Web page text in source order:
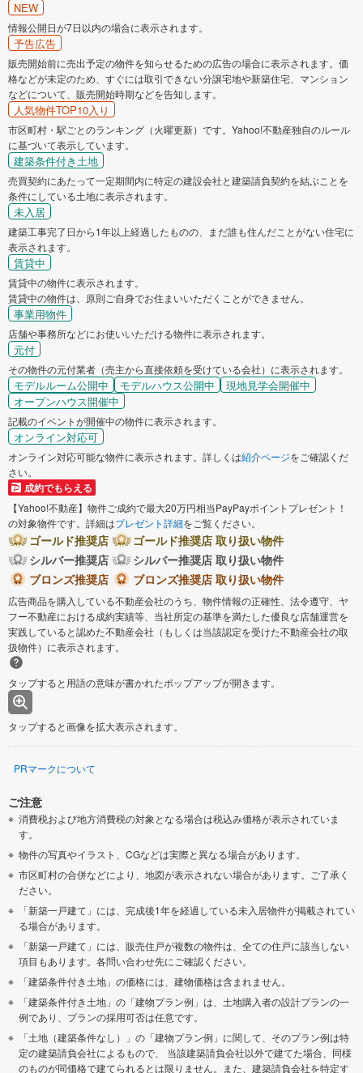
NEW
情報公開日が7日以内の場合に表示されます。
予告広告
販売開始前に売出予定の物件を知らせるための広告の場合に表示されます。価
格などが未定のため、すぐには取引できない分譲宅地や新築住宅、マンション
などについて、販売開始時期などを告知します。
人気物件TOP10入り
市区町村・駅ごとのランキング（火曜更新）です。Yahoo!不動産独自のルール
に基づいて表示しています。
建築条件付き土地
売買契約にあたって一定期間内に特定の建設会社と建築請負契約を結ぶことを
条件にしている土地に表示されます。
未入居
建築工事完了日から1年以上経過したものの、まだ誰も住んだことがない住宅に
表示されます。
賃貸中
賃貸中の物件に表示されます。
賃貸中の物件は、原則ご自身でお住まいいただくことができません。
事業用物件
店舗や事務所などにお使いいただける物件に表示されます。
元付
その物件の元付業者（売主から直接依頼を受けている会社）に表示されます。
モデルルーム公開中 モデルハウス公開中
現地見学会開催中
オープンハウス開催中
記載のイベントが開催中の物件に表示されます。
オンライン対応可
オンライン対応可能な物件に表示されます。詳しくは紹介ページをご確認くだ
さい。
成約でもらえる
【Yahoo!不動産】物件ご成約で最大20万円相当PayPayポイントプレゼント！
の対象物件です。詳細はプレゼント詳細をご覧ください。
ゴールド推奨店
ゴールド推奨店 取り扱い物件
シルバー推奨店
シルバー推奨店 取り扱い物件
ブロンズ推奨店
ブロンズ推奨店 取り扱い物件
広告商品を購入している不動産会社のうち、物件情報の正確性、法令遵守、ヤ
フー不動産における成約実績等、当社所定の基準を満たした優良な店舗運営を
実践していると認めた不動産会社（もしくは当該認定を受けた不動産会社の取
扱物件）に表示されます。
タップすると用語の意味が書かれたポップアップが開きます。
タップすると画像を拡大表示されます。
PRマークについて
ご注意
消費税および地方消費税の対象となる場合は税込み価格が表示されていま
す。
物件の写真やイラスト、CGなどは実際と異なる場合があります。
市区町村の合併などにより、地図が表示されない場合があります。ご了承く
ださい。
「新築一戸建て」には、完成後1年を経過している未入居物件が掲載されてい
る場合があります。
「新築一戸建て」には、販売住戸が複数の物件は、全ての住戸に該当しない
項目もあります。各問い合わせ先にご確認ください。
「建築条件付き土地」の価格には、建物価格は含まれません。
「建築条件付き土地」の「建物プラン例」は、土地購入者の設計プランの一
例であり、プランの採用可否は任意です。
「土地（建築条件なし）」の「建物プラン例」に関して、そのプラン例は特
定の建築請負会社によるもので、 当該建築請負会社以外で建てた場合、同様
のものが同価格で建てられるとは限りません。また、建築請負会社を特定す